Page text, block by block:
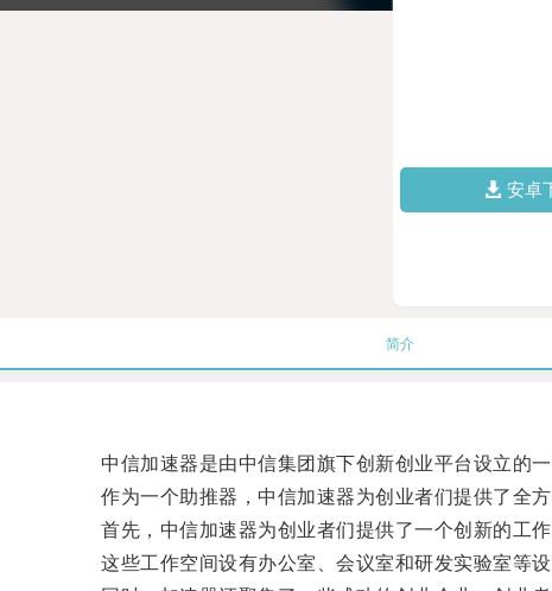
安卓
简介
中信加速器是由中信集团旗下创新创业平台设立的一
作为一个助推器，中信加速器为创业者们提供了全方
首先，中信加速器为创业者们提供了一个创新的工作
这些工作空间设有办公室、会议室和研发实验室等设